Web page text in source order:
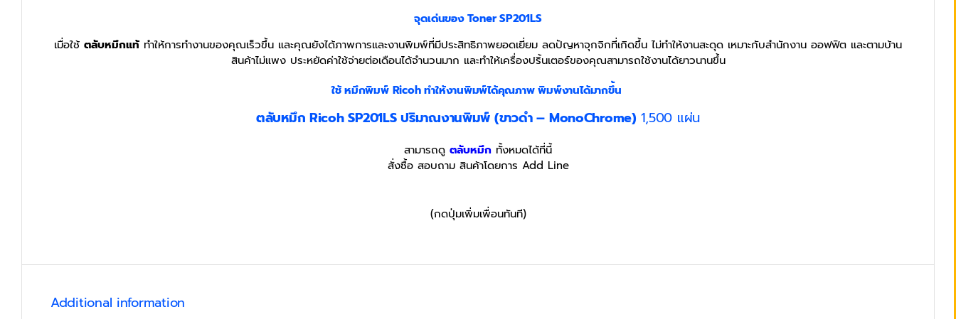
จุดเด่นของ Toner SP201LS
เมื่อใช้ ตลับหมึกแท้ ทำให้การทำงานของคุณเร็วขึ้น และคุณยังได้ภาพการและงานพิมพ์ที่มีประสิทธิภาพยอดเยี่ยม ลดปัญหาจุกจิกที่เกิดขึ้น ไม่ทำให้งานสะดุด เหมาะกับสำนักงาน ออฟฟิต และตามบ้าน
สินค้าไม่แพง ประหยัดค่าใช้จ่ายต่อเดือนได้จำนวนมาก และทำให้เครื่องปริ้นเตอร์ของคุณสามารถใช้งานได้ยาวนานขึ้น
ใช้ หมึกพิมพ์ Ricoh ทำให้งานพิมพ์ได้คุณภาพ พิมพ์งานได้มากขึ้น
ตลับหมึก Ricoh SP201LS ปริมาณงานพิมพ์ (ขาวดำ – MonoChrome) 1,500 แผ่น
สามารถดู ตลับหมึก ทั้งหมดได้ที่นี้
สั่งซื้อ สอบถาม สินค้าโดยการ Add Line
(กดปุ่มเพิ่มเพื่อนทันที)
Additional information